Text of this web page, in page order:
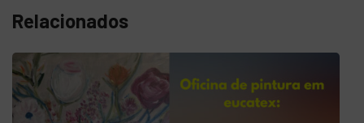
Relacionados